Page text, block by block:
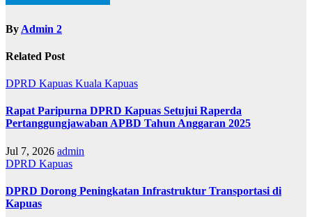
By Admin 2
Related Post
DPRD Kapuas Kuala Kapuas
Rapat Paripurna DPRD Kapuas Setujui Raperda
Pertanggungjawaban APBD Tahun Anggaran 2025
Jul 7, 2026 admin
DPRD Kapuas
DPRD Dorong Peningkatan Infrastruktur Transportasi di
Kapuas